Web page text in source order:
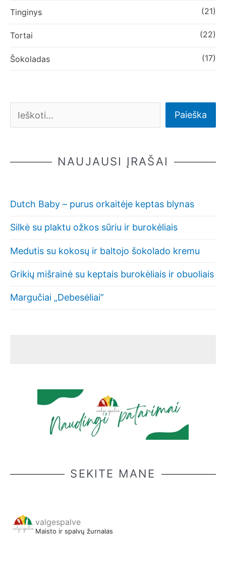
Tinginys (21)
Tortai (22)
Šokoladas (17)
Paieška
NAUJAUSI ĮRAŠAI
Dutch Baby – purus orkaitėje keptas blynas
Silkė su plaktu ožkos sūriu ir burokėliais
Medutis su kokosų ir baltojo šokolado kremu
Grikių mišrainė su keptais burokėliais ir obuoliais
Margučiai „Debesėliai”
SEKITE MANE
valgespalve
Maisto ir spalvų žurnalas